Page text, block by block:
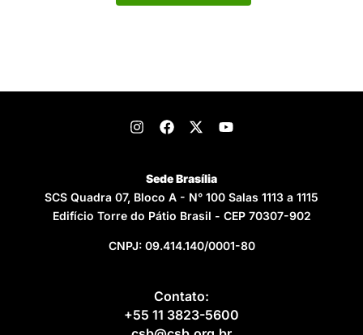
Sede Brasília
SCS Quadra 07, Bloco A - N° 100 Salas 1113 a 1115
Edifício Torre do Pátio Brasil - CEP 70307-902
CNPJ: 09.414.140/0001-80
Contato:
+55 11 3823-5600